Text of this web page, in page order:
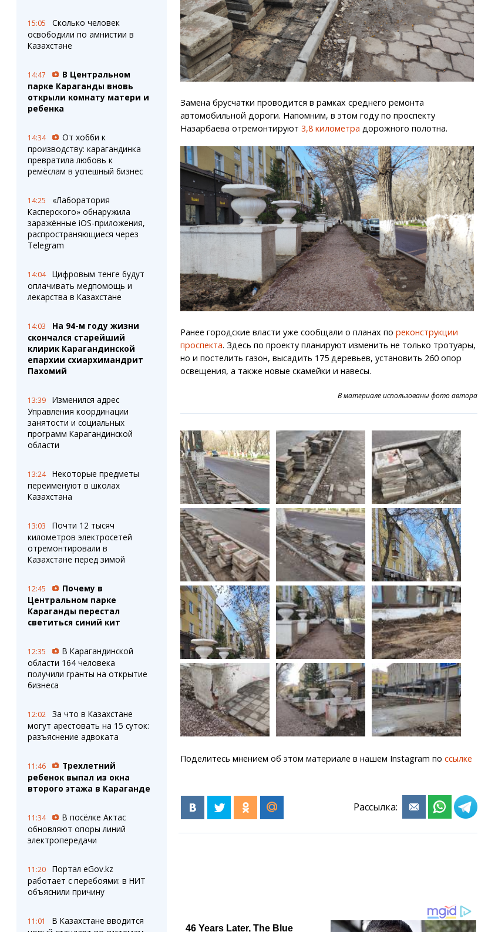
15:05
Сколько человек
освободили по амнистии в
Казахстане
14:47
В Центральном
парке Караганды вновь
открыли комнату матери и
ребенка
14:34
От хобби к
производству: карагандинка
превратила любовь к
ремёслам в успешный бизнес
14:25
«Лаборатория
Касперского» обнаружила
заражённые iOS-приложения,
распространяющиеся через
Telegram
14:04
Цифровым тенге будут
оплачивать медпомощь и
лекарства в Казахстане
14:03
На 94-м году жизни
скончался старейший
клирик Карагандинской
епархии схиархимандрит
Пахомий
13:39
Изменился адрес
Управления координации
занятости и социальных
программ Карагандинской
области
13:24
Некоторые предметы
переименуют в школах
Казахстана
13:03
Почти 12 тысяч
километров электросетей
отремонтировали в
Казахстане перед зимой
12:45
Почему в
Центральном парке
Караганды перестал
светиться синий кит
12:35
В Карагандинской
области 164 человека
получили гранты на открытие
бизнеса
12:02
За что в Казахстане
могут арестовать на 15 суток:
разъяснение адвоката
11:46
Трехлетний
ребенок выпал из окна
второго этажа в Караганде
11:34
В посёлке Актас
обновляют опоры линий
электропередачи
11:20
Портал eGov.kz
работает с перебоями: в НИТ
объяснили причину
11:01
В Казахстане вводится
Замена брусчатки проводится в рамках среднего ремонта
автомобильной дороги. Напомним, в этом году по проспекту
Назарбаева отремонтируют 3,8 километра дорожного полотна.
Ранее городские власти уже сообщали о планах по реконструкции
проспекта. Здесь по проекту планируют изменить не только тротуары,
но и постелить газон, высадить 175 деревьев, установить 260 опор
освещения, а также новые скамейки и навесы.
В материале использованы фото автора
Поделитесь мнением об этом материале в нашем Instagram по ссылке
Рассылка: